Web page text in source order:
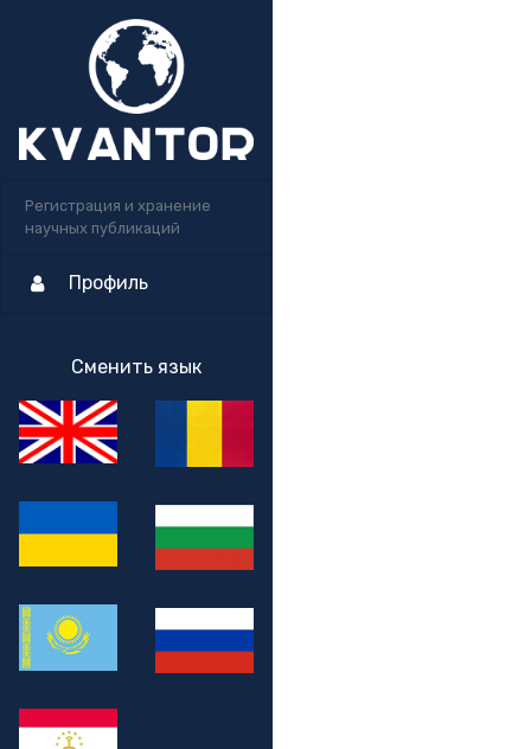
Регистрация и хранение
научных публикаций
Профиль
Сменить язык